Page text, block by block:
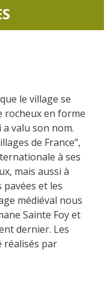
le village se
rocheux en forme
a valu son nom.
de France”,
à ses
mais aussi à
et les
médiéval nous
Sainte Foy et
dernier. Les
réalisés par